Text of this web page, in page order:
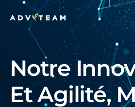
Notre
Et Agilité,